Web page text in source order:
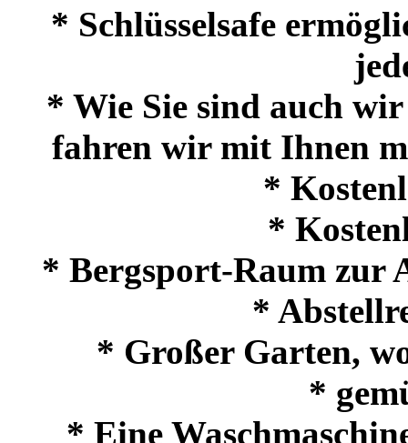
* Schlüsselsafe
* Wie Sie sind auch
fahren wir mit Ihnen
*
*
* Bergsport-Raum zur
*
* Großer Garten,
*
* Eine